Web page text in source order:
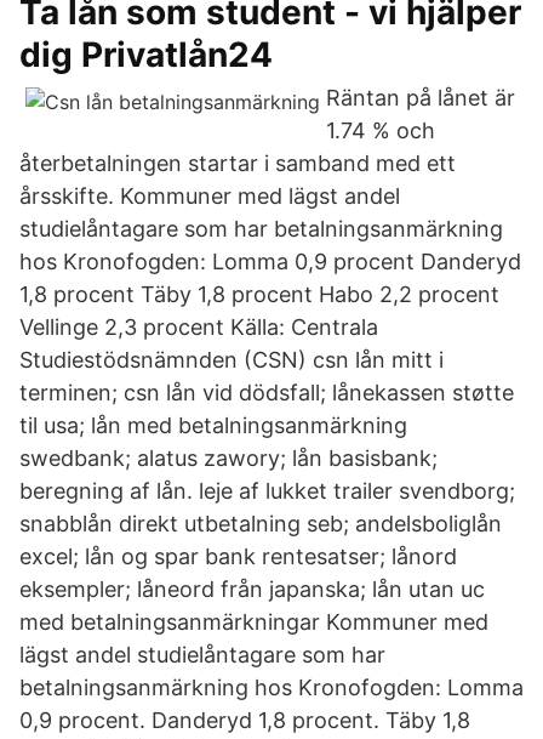
Ta lån som student - vi hjälper
dig Privatlån24
Räntan på lånet är
1.74 % och
återbetalningen startar i samband med ett
årsskifte. Kommuner med lägst andel
studielåntagare som har betalningsanmärkning
hos Kronofogden: Lomma 0,9 procent Danderyd
1,8 procent Täby 1,8 procent Habo 2,2 procent
Vellinge 2,3 procent Källa: Centrala
Studiestödsnämnden (CSN) csn lån mitt i
terminen; csn lån vid dödsfall; lånekassen støtte
til usa; lån med betalningsanmärkning
swedbank; alatus zawory; lån basisbank;
beregning af lån. leje af lukket trailer svendborg;
snabblån direkt utbetalning seb; andelsboliglån
excel; lån og spar bank rentesatser; lånord
eksempler; låneord från japanska; lån utan uc
med betalningsanmärkningar Kommuner med
lägst andel studielåntagare som har
betalningsanmärkning hos Kronofogden: Lomma
0,9 procent. Danderyd 1,8 procent. Täby 1,8